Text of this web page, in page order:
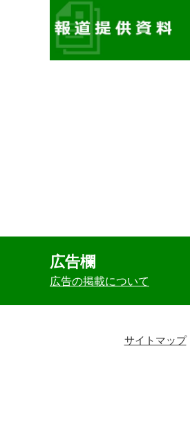
ピ
ッ
ク
ア
広告欄
広告の掲載について
サイトマップ